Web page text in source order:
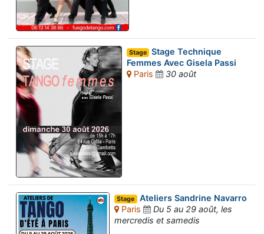
Stage
Stage Technique
Femmes Avec Gisela Passi
Paris
30 août
Stage Ateliers Sandrine Navarro
Paris
Du 5 au 29 août, les
mercredis et samedis